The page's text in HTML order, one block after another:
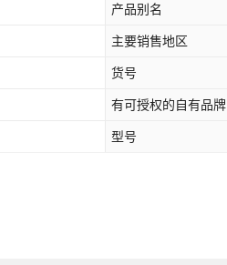
产品别名
主要销售地区
货号
有可授权的自有品牌
型号